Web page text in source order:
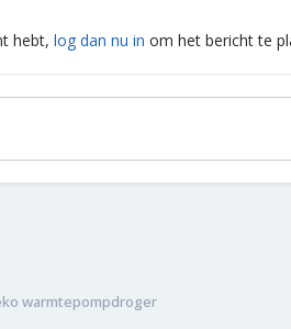
hebt, log dan nu in om het bericht te
warmtepompdroger